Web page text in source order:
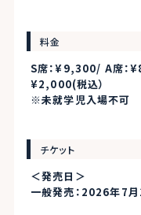
料金
S席：¥9,300/ A席：
¥2,000(税込）
※未就学児入場不可
チケット
＜発売日＞
一般発売：2026年7月